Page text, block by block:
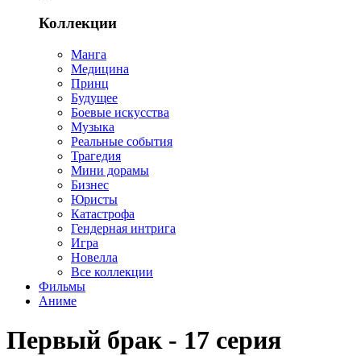
Коллекции
Манга
Медицина
Принц
Будущее
Боевые искусства
Музыка
Реальные события
Трагедия
Мини дорамы
Бизнес
Юристы
Катастрофа
Гендерная интрига
Игра
Новелла
Все коллекции
Фильмы
Аниме
Первый брак - 17 серия